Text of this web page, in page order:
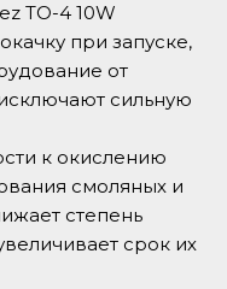
TO-4 10W
при запуске,
от
сильную
к окислению
смоляных и
степень
срок их